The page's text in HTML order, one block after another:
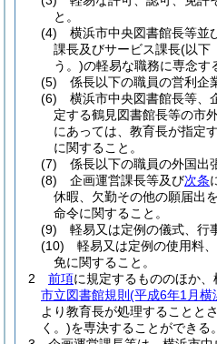
と。
(4)
横浜市中央図書館長等並
課長及びサービス課長(以下
う。)の軽易な職務に専念す
(5)
係長以下の職員の営利企
(6)
横浜市中央図書館長等、
定する鶴見図書館長等の市
にあっては、教育長が指定
に関すること。
(7)
係長以下の職員の外国出
(8)
企画運営課長等及び次条
休暇、欠勤その他の願届出
命令に関すること。
(9)
軽易又は定例の儀式、行
(10)
軽易又は定例の使用料
免に関すること。
2
前項に規定するもののほか、
市立図書館規則 (平成6年1月横
より教育長が処理することと
く。)を専決することができる。